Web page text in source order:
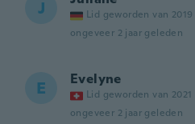
J Lid geworden van 2019
ongeveer 2 jaar geleden
E Evelyne
Lid geworden van 2021
ongeveer 2 jaar geleden